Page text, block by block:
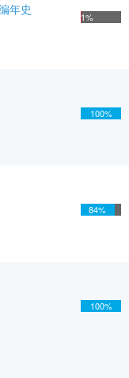
年史 1%
100%
84%
100%